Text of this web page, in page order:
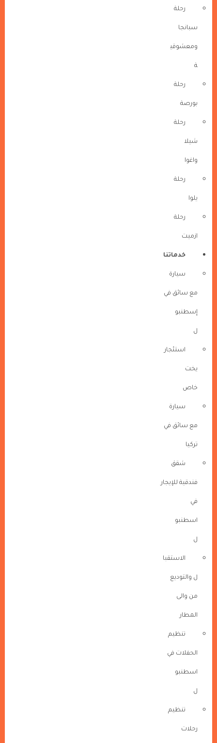
رحلة
سبانجا
ومعشوقي
ة
رحلة
بورصة
رحلة
شيلا
واغوا
رحلة
يلوا
رحلة
ازميت
خدماتنا
سيارة
مع سائق في
إسطنبو
ل
استئجار
يخت
خاص
سيارة
مع سائق في
تركيا
شقق
فندقية للإيجار
في
اسطنبو
ل
الاستقبا
ل والتوديع
من والى
المطار
تنظيم
الحفلات في
اسطنبو
ل
تنظيم
رحلات